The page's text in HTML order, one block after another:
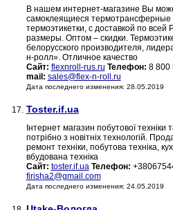
В нашем интернет-магазине Вы
самоклеящиеся термотрансферные
термоэтикетки, с доставкой по всей
размеры. Оптом – скидки.
белорусского производителя,
н-ролл». Отличное качество
Сайт: flexnroll-rus.ru Телефон: 8 800
mail: sales@flex-n-roll.ru
Дата последнего изменения: 28.05.2019
17. Toster.if.ua
Інтернет магазин побутової техніки
потрібно з новітніх технологій.
ремонт техніки, побутова техніка,
вбудована техніка
Сайт: toster.if.ua Телефон:
firisha2@gmail.com
Дата последнего изменения: 24.05.2019